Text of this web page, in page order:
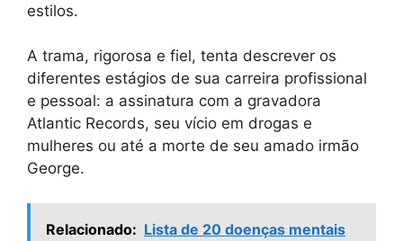
estilos.
A trama, rigorosa e fiel, tenta descrever os
diferentes estágios de sua carreira profissional
e pessoal: a assinatura com a gravadora
Atlantic Records, seu vício em drogas e
mulheres ou até a morte de seu amado irmão
George.
Relacionado: Lista de 20 doenças mentais